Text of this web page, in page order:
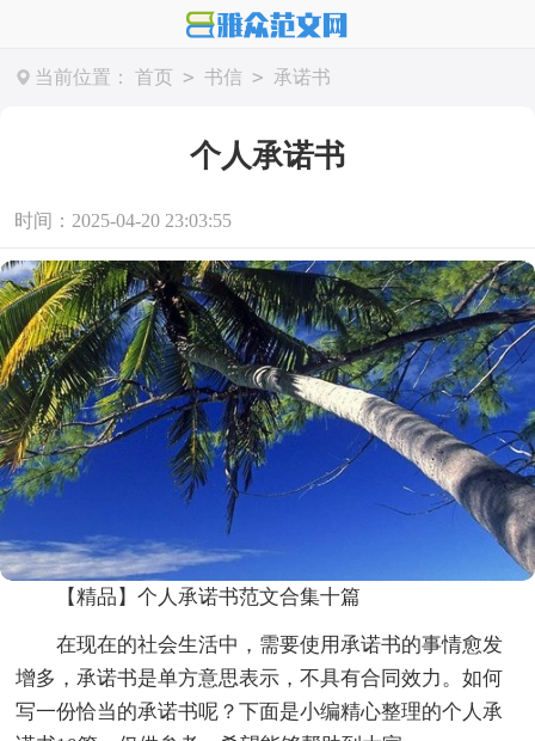
当前位置： 首页 > 书信 > 承诺书
个人承诺书
时间：2025-04-20 23:03:55
【精品】个人承诺书范文合集十篇
在现在的社会生活中，需要使用承诺书的事情愈发
增多，承诺书是单方意思表示，不具有合同效力。如何
写一份恰当的承诺书呢？下面是小编精心整理的个人承